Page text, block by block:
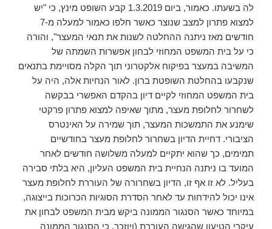
לה בשעתו. כאמור, ביום 1.3.2019 קבע השופט מינץ, כי "יש
למצוא פתרון למצב שנוצר כאשר חלפו כאמור למעלה מ-7
חודשים מאז ניתנה ההחלטה לשנות את תנאי המעצר", והורה
כי על בית המשפט המחוזי לבחון אפשרות השמתה של
המשיבה במעצר בפיקוח אלקטרוני תוך הקלה מסויימת בתנאים
שנקבעו בהחלטת השופטת ברון. לאור הנחיות אלה, היה על
בית המשפט המחוזי לקיים דיון בהקדם האפשרי בבקשה
לשחרור לחלופת מעצר, מתוך שאיפה למצוא פתרון פרקטי
שימנע את התמשכות המעצר, תוך שמירה על האינטרס
הציבורי. דחיית הדיון בשחרור לחלופת מעצר בחודשיים
תמימים, כך שהוא יתקיים למעלה משלושה חודשים לאחר
המועד בו ניתנה הנחיית בית המשפט העליון, היא בלתי סבירה
בעליל. לא זו אף זו, הדיון בשחרורה של העוררת לחלופת מעצר
אינו יכול להידחות עד לאחר הסדרת הסוגיות הכרוכות בייצוגה,
במיוחד כאשר הסנגור הממונה ביקש מבית המשפט לבחון את
עיקרי הטיעון שהגישה העוררת (ויוזכר, כי הסנגור הממונה